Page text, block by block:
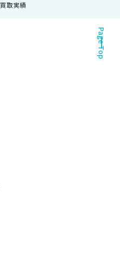
Page Top
買取実績